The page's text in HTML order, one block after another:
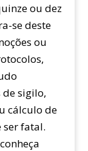
ou dez
se deste
ou
sigilo,
cálculo de
fatal.